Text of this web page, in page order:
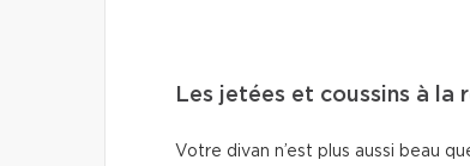
Les jetées et coussins à la
Votre divan n’est plus aussi beau